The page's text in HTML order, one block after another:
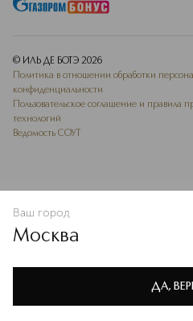
Политике конфиденциальности
В КОРЗИНУ
© ИЛЬ ДЕ БОТЭ 2026
Политика в отношении обработки
конфиденциальности
Пользовательское соглашение и
технологий
Ведомость СОУТ
Ваш город
Москва
ДА,